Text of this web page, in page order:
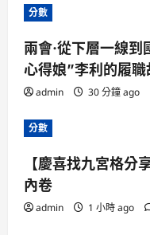
分數
兩會·從下層一線
心得娘”李利的履職
admin 30 分鐘 ago
分數
【慶喜找九宮格分
內卷
admin 1 小時 ago